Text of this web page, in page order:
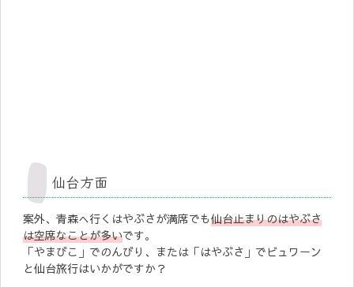
仙台方面
案外、青森へ行くはやぶさが満席でも仙台止まりのはやぶさ
は空席なことが多いです。
「やまびこ」でのんびり、または「はやぶさ」でビュワーン
と仙台旅行はいかがですか？